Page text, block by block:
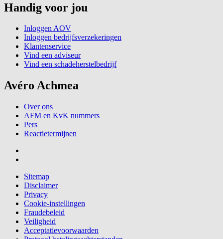
Handig voor jou
Inloggen AOV
Inloggen bedrijfsverzekeringen
Klantenservice
Vind een adviseur
Vind een schadeherstelbedrijf
Avéro Achmea
Over ons
AFM en KvK nummers
Pers
Reactietermijnen
Sitemap
Disclaimer
Privacy
Cookie-instellingen
Fraudebeleid
Veiligheid
Acceptatievoorwaarden